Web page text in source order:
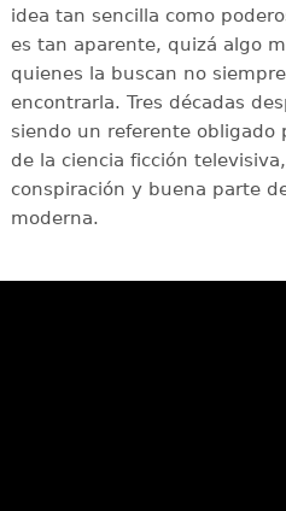
idea tan sencilla como
es tan aparente, quizá algo
quienes la buscan no
encontrarla. Tres décadas
siendo un referente obligado
de la ciencia ficción
conspiración y buena parte
moderna.